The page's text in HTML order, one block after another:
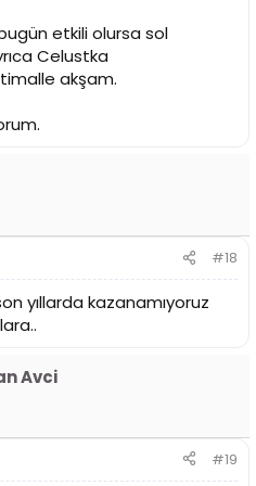
etkili olursa sol
Celustka
akşam.
#18
yıllarda kazanamıyoruz
Avci
#19